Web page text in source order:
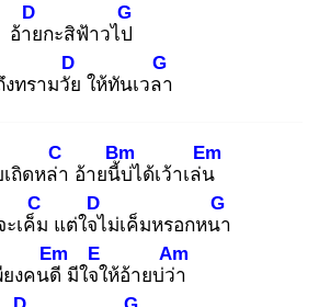
อ้าย
D
กะสิฟ้าวไป
G
งทรามวัย
D
ให้ทันเวลา
G
ถิดหล่า
C
อ้ายนี้บ่
Bm
ได้เว้าเล่น
Em
เค็ม
C
แต่ใจไ
D
ม่เค็มหรอกหนา
G
ยงคนดี
Em
มีใจใ
E
ห้อ้ายบ่ว่า
Am